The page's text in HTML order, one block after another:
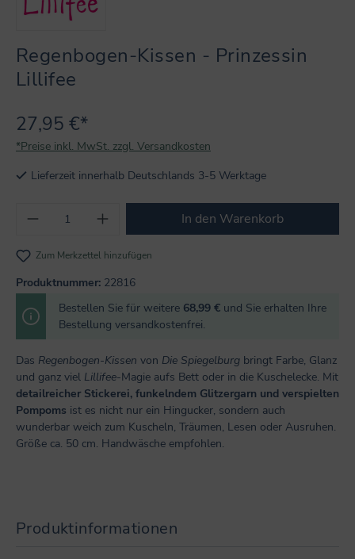
Regenbogen-Kissen - Prinzessin
Lillifee
27,95 €*
*Preise inkl. MwSt. zzgl. Versandkosten
Lieferzeit innerhalb Deutschlands 3-5 Werktage
Produkt Anzahl: Gib den gewünschten
In den Warenkorb
Zum Merkzettel hinzufügen
Produktnummer: 22816
Bestellen Sie für weitere 68,99 € und Sie erhalten Ihre
Bestellung versandkostenfrei.
Das Regenbogen-Kissen von Die Spiegelburg bringt Farbe, Glanz
und ganz viel Lillifee-Magie aufs Bett oder in die Kuschelecke. Mit
detailreicher Stickerei, funkelndem Glitzergarn und verspielten
Pompoms ist es nicht nur ein Hingucker, sondern auch
wunderbar weich zum Kuscheln, Träumen, Lesen oder Ausruhen.
Größe ca. 50 cm. Handwäsche empfohlen.
Produktinformationen